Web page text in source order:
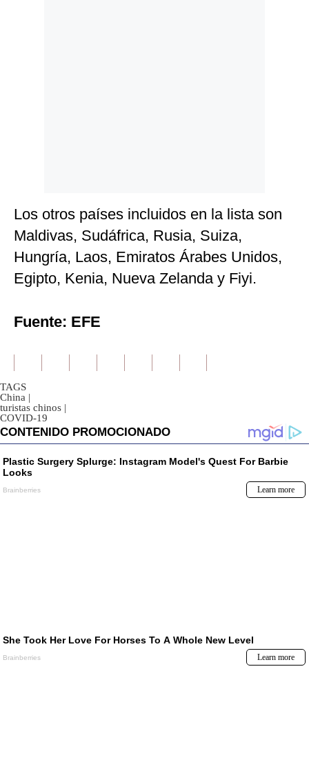
Los otros países incluidos en la lista son
Maldivas, Sudáfrica, Rusia, Suiza,
Hungría, Laos, Emiratos Árabes Unidos,
Egipto, Kenia, Nueva Zelanda y Fiyi.
Fuente: EFE
TAGS
China |
turistas chinos |
COVID-19